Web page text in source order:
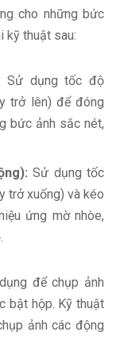
cho những bức
kỹ thuật sau:
Sử dụng tốc độ
trở lên) để đóng
bức ảnh sắc nét,
Sử dụng tốc
trở xuống) và kéo
ứng mờ nhòe,
để chụp ảnh
bật hộp. Kỹ thuật
ảnh các động